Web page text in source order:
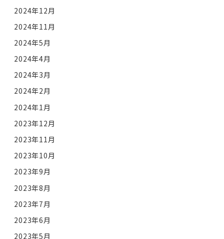
2024年12月
2024年11月
2024年5月
2024年4月
2024年3月
2024年2月
2024年1月
2023年12月
2023年11月
2023年10月
2023年9月
2023年8月
2023年7月
2023年6月
2023年5月